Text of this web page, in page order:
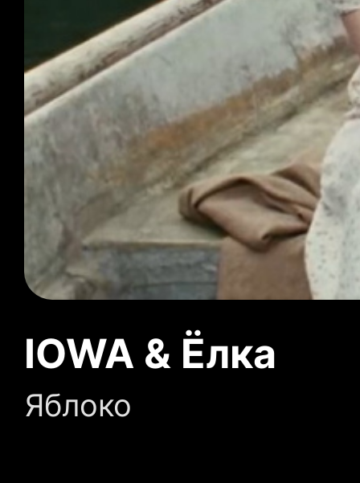
IOWA & Ёлка
Яблоко